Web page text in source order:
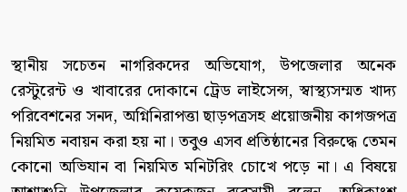
স্থানীয় সচেতন নাগরিকদের অভিযোগ, উপজেলার অনেক
রেস্টুরেন্ট ও খাবারের দোকানে ট্রেড লাইসেন্স, স্বাস্থ্যসম্মত খাদ্য
পরিবেশনের সনদ, অগ্নিনিরাপত্তা ছাড়পত্রসহ প্রয়োজনীয় কাগজপত্র
নিয়মিত নবায়ন করা হয় না। তবুও এসব প্রতিষ্ঠানের বিরুদ্ধে তেমন
কোনো অভিযান বা নিয়মিত মনিটরিং চোখে পড়ে না। এ বিষয়ে